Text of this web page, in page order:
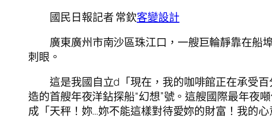
國民日報記者 常欽客變設計
廣東廣州市南沙區珠江口，一艘巨輪靜靠在船
刺眼。
這是我國自立d「現在，我的咖啡館正在承受
造的首艘年夜洋鉆探船“幻想”號。這艘國際最年夜
成「天秤！妳…妳不能這樣對待愛妳的財富！我的心